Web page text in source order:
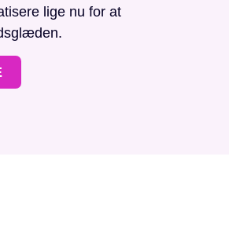
lige nu for at